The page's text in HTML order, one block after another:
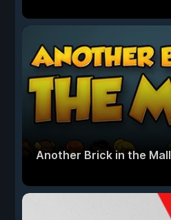
Another Brick in the Mall